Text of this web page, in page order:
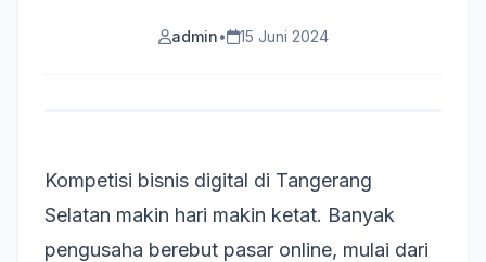
admin• 15 Juni 2024
Kompetisi bisnis digital di Tangerang
Selatan makin hari makin ketat. Banyak
pengusaha berebut pasar online, mulai dari